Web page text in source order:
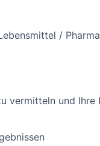
/ Pharma
vermitteln und Ihre